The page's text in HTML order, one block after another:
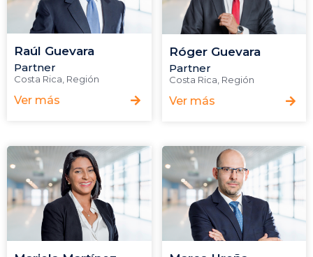
Raúl Guevara
Partner
Costa Rica Región
Ver más
Róger Guevara
Partner
Costa Rica Región
Ver más